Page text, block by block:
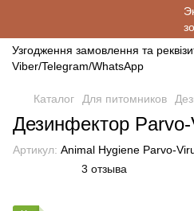
Узгодження замовлення та
Viber/Telegram/WhatsApp
Каталог Для питомников
Дезинфектор
Артикул: Animal Hygiene Parvo-
3 отзыва